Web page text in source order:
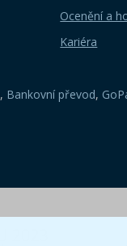
Ocenění a
Kariéra
, Bankovní převod,